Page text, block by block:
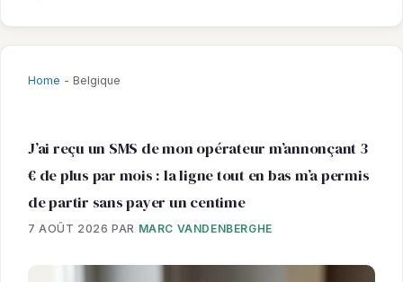
Home - Belgique
J’ai reçu un SMS de mon opérateur m’annonçant 3
€ de plus par mois : la ligne tout en bas m’a permis
de partir sans payer un centime
7 AOÛT 2026 PAR MARC VANDENBERGHE